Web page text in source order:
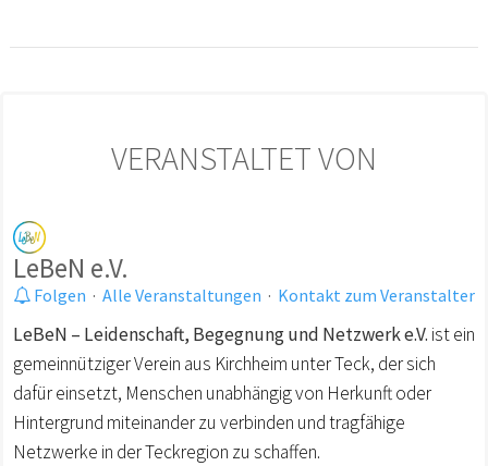
VERANSTALTET VON
LeBeN e.V.
Folgen · Alle Veranstaltungen · Kontakt zum Veranstalter
LeBeN – Leidenschaft, Begegnung und Netzwerk e.V. ist ein
gemeinnütziger Verein aus Kirchheim unter Teck, der sich
dafür einsetzt, Menschen unabhängig von Herkunft oder
Hintergrund miteinander zu verbinden und tragfähige
Netzwerke in der Teckregion zu schaffen.